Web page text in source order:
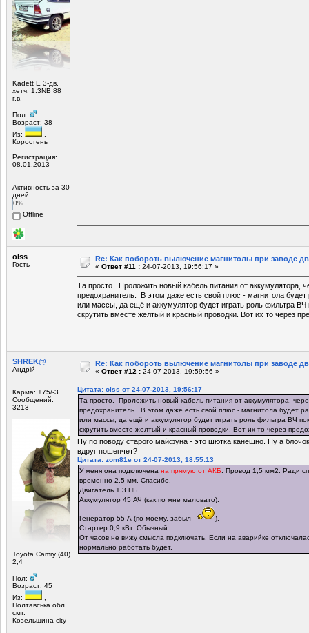
Kadett E 3-дв.
хетч. 1.3NB 88
г.в.
Пол:
Возраст: 38
Из:
Коростень
Регистрация:
08.01.2013
Активность за 30
дней
0%
Offline
olss
Гость
Re: Как побороть вылючение магнитолы при заводе
« Ответ #11 : 24-07-2013, 19:56:17 »
Та просто. Проложить новый кабель питания от аккумулятора,
предохранитель. В этом даже есть свой плюс - магнитола будет
или массы, да ещё и аккумулятор будет играть роль фильтра
скрутить вместе желтый и красный проводки. Вот их то через
SHREK@
Андрій
Карма: +75/-3
Сообщений:
3213
Toyota Camry (40)
2,4
Пол:
Возраст: 45
Из:
Полтавська обл.
смт.
Козельщина-city
Re: Как побороть вылючение магнитолы при заводе
« Ответ #12 : 24-07-2013, 19:59:56 »
Цитата: olss от 24-07-2013, 19:56:17
Та просто. Проложить новый кабель питания от аккумулятора,
предохранитель. В этом даже есть свой плюс - магнитола будет
или массы, да ещё и аккумулятор будет играть роль фильтра ВЧ
скрутить вместе желтый и красный проводки. Вот их то через
Ну по поводу старого майфуна - это шютка канешно. Ну а
вдруг пошепчет?
Цитата: zom81e от 24-07-2013, 18:55:13
У меня она подключена на прямую от АКБ . Провод 1,5 мм2. Ради
временно 2,5 мм. Спасибо.
Двигатель 1,3 НБ.
Аккумулятор 45 АЧ (как по мне маловато).
Генератор 55 А (по-моему. забыл
).
Стартер 0,9 кВт. Обычный.
От часов не вижу смысла подключать. Если на аварийке
нормально работать будет.